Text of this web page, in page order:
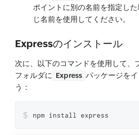
ポイントに別の名前を指定し
じ名前を使用してください。
Expressのインストール
次に、以下のコマンドを使用して、
フォルダに
Express パッケージを
う：
$ npm install express